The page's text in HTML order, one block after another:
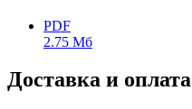
PDF
2.75 Мб
Доставка и оплата